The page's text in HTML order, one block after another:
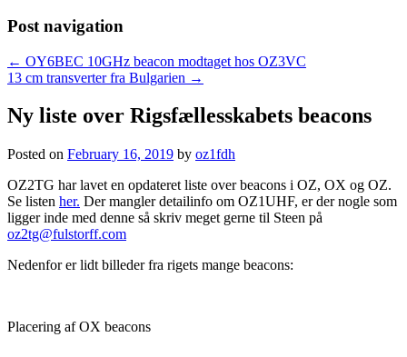
Post navigation
← OY6BEC 10GHz beacon modtaget hos OZ3VC
13 cm transverter fra Bulgarien →
Ny liste over Rigsfællesskabets beacons
Posted on February 16, 2019 by oz1fdh
OZ2TG har lavet en opdateret liste over beacons i OZ, OX og OZ.
Se listen her. Der mangler detailinfo om OZ1UHF, er der nogle som
ligger inde med denne så skriv meget gerne til Steen på
oz2tg@fulstorff.com
Nedenfor er lidt billeder fra rigets mange beacons:
Placering af OX beacons